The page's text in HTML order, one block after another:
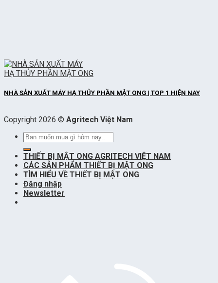
NHÀ SẢN XUẤT MÁY HẠ THỦY PHẦN MẬT ONG | TOP 1 HIỆN NAY
Copyright 2026 © Agritech Việt Nam
Tìm
kiếm:
THIẾT BỊ MẬT ONG AGRITECH VIỆT NAM
CÁC SẢN PHẨM THIẾT BỊ MẬT ONG
TÌM HIỂU VỀ THIẾT BỊ MẬT ONG
Đăng nhập
Newsletter